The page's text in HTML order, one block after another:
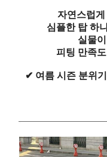
자연스럽게
심플한 탑 하
실물
피팅 만족
✔ 여름 시즌 분위